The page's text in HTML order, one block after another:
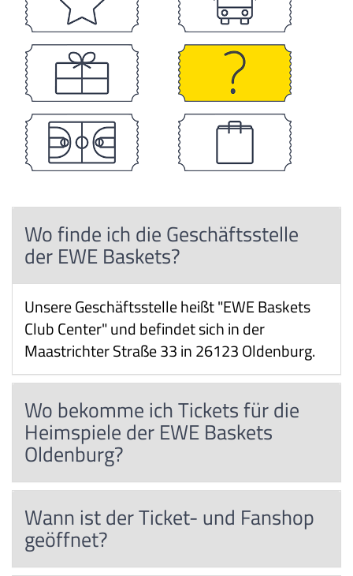
Wo finde ich die Geschäftsstelle
der EWE Baskets?
Unsere Geschäftsstelle heißt "EWE Baskets
Club Center" und befindet sich in der
Maastrichter Straße 33 in 26123 Oldenburg.
Wo bekomme ich Tickets für die
Heimspiele der EWE Baskets
Oldenburg?
Wann ist der Ticket- und Fanshop
geöffnet?